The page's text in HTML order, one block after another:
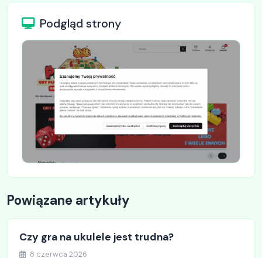
Podgląd strony
Powiązane artykuły
Czy gra na ukulele jest trudna?
8 czerwca 2026